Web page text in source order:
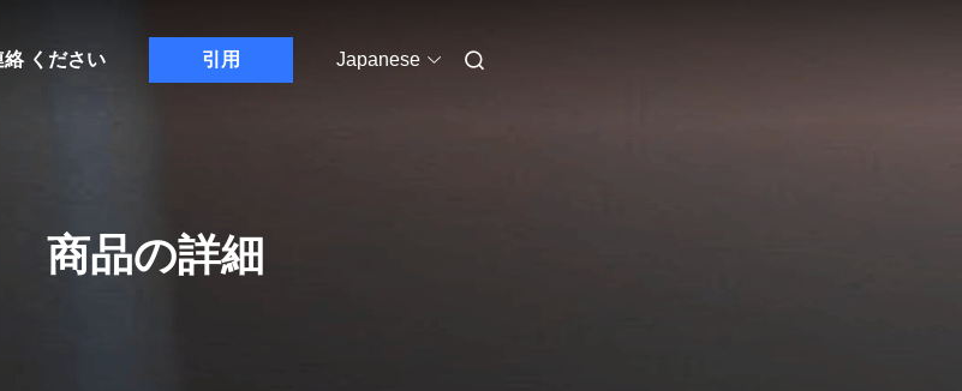
絡 ください 引用 Japanese
商品の詳細